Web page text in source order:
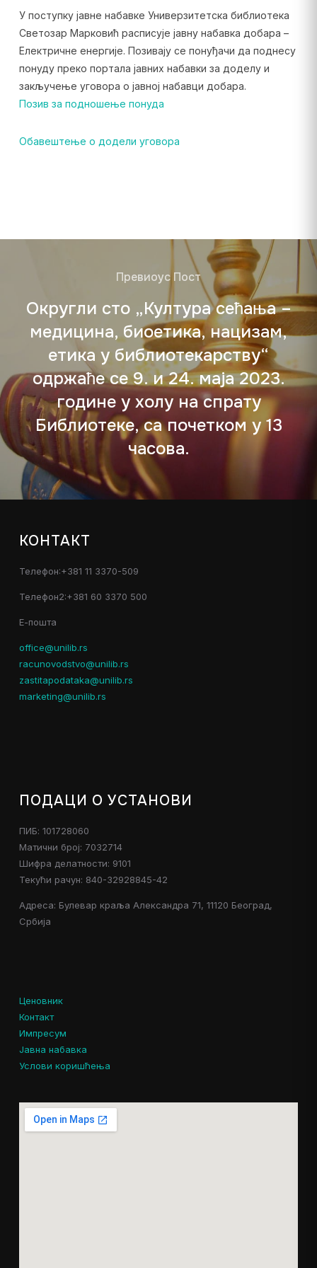
У поступку јавне набавке Универзитетска библиотека
Светозар Марковић расписује јавну набавка добара –
Електричне енергије. Позивају се понуђачи да поднесу
понуду преко портала јавних набавки за доделу и
закључење уговора о јавној набавци добара.
Позив за подношење понуда
Обавештење о додели уговора
Превиоус Пост
Округли сто „Култура сећања –
медицина, биоетика, нацизам,
етика у библиотекарству“
одржаће се 9. и 24. маја 2023.
године у холу на спрату
Библиотеке, са почетком у 13
часова.
КОНТАКТ
Телефон:+381 11 3370-509
Телефон2:+381 60 3370 500
Е-пошта
office@unilib.rs
racunovodstvo@unilib.rs
zastitapodataka@unilib.rs
marketing@unilib.rs
ПОДАЦИ О УСТАНОВИ
ПИБ: 101728060
Матични број: 7032714
Шифра делатности: 9101
Текући рачун: 840-32928845-42
Адреса: Булевар краља Александра 71, 11120 Београд,
Србија
Ценовник
Контакт
Импресум
Јавна набавка
Услови коришћења